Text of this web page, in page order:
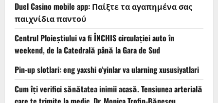
Duel Casino mobile app: Παίξτε τα αγαπημένα σας
παιχνίδια παντού
Centrul Ploieștiului va fi ÎNCHIS circulației auto în
weekend, de la Catedrală până la Gara de Sud
Pin-up slotlari: eng yaxshi o‘yinlar va ularning xususiyatlari
Cum îți verifici sănătatea inimii acasă. Tensiunea arterială